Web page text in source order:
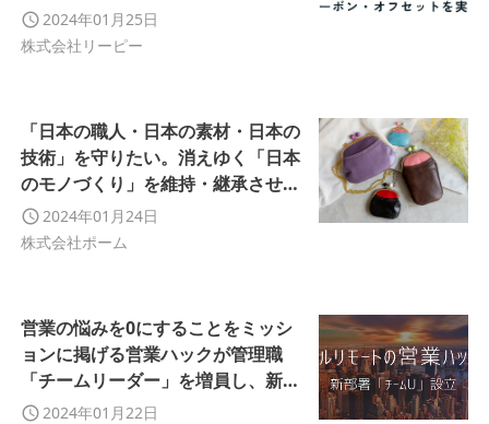
トを行い、お客様とともに環境貢献
活動を推進いたします。
2024年01月25日
株式会社リーピー
「日本の職人・日本の素材・日本の
技術」を守りたい。消えゆく「日本
のモノづくり」を維持・継承させる
べく、新サービス「職人によるがま
口のカスタムオーダーメイド」誕
2024年01月24日
株式会社ポーム
営業の悩みを0にすることをミッシ
ョンに掲げる営業ハックが管理職
「チームリーダー」を増員し、新部
署「チームU」を設立しました
2024年01月22日